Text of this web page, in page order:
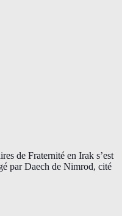
de Fraternité en Irak s’est
par Daech de Nimrod, cité